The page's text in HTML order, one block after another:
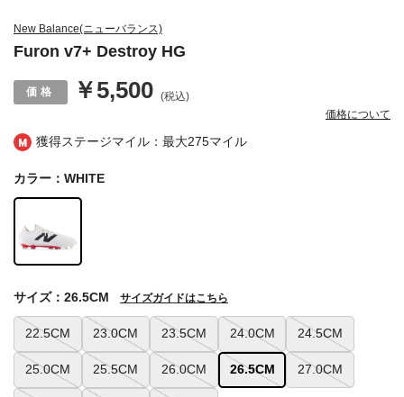
獲得ステージマイル：最大275マイル
New Balance(ニューバランス)
Furon v7+ Destroy HG
￥5,500 (税込)
価格について
カラー：WHITE
22.5CM 23.0CM 23.5CM 24.0CM 24.5CM
25.0CM 25.5CM 26.0CM 26.5CM 27.0CM
サイズ：26.5CM サイズガイドはこちら